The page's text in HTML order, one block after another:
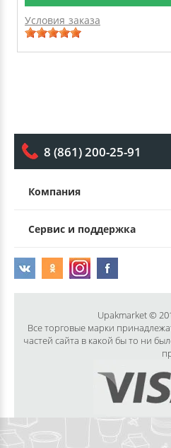
Условия заказа
8 (861) 200-25-91
Компания
Сервис и поддержка
Upakmarket ©
Все торговые марки
частей сайта в какой бы то ни